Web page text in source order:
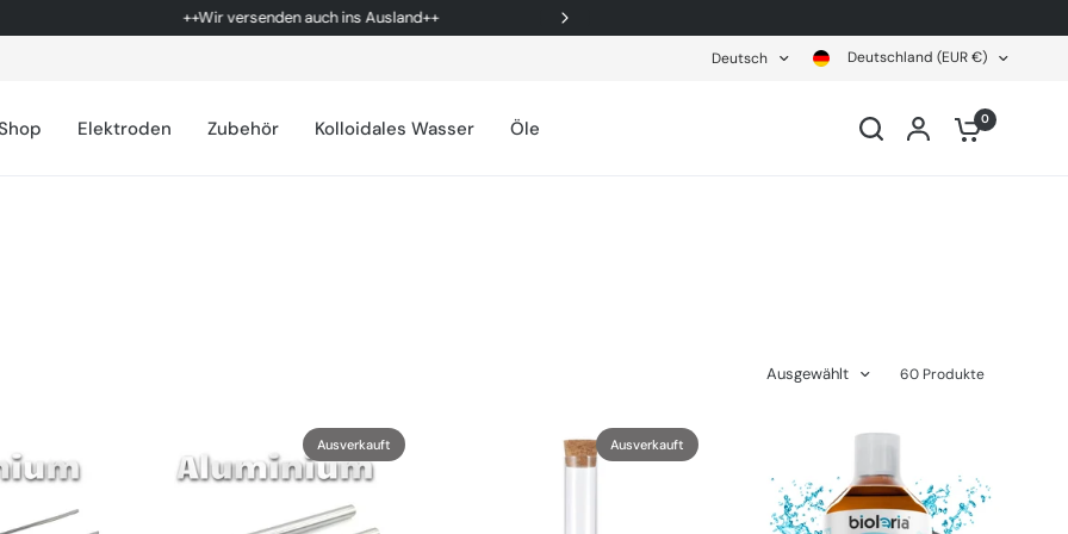
++Wir versenden auch ins Ausland++
Deutsch Deutschland (EUR €)
Elektroden Zubehör Kolloidales Wasser Öle 0
Ausgewählt 60 Produkte
Ausverkauft Ausverkauft